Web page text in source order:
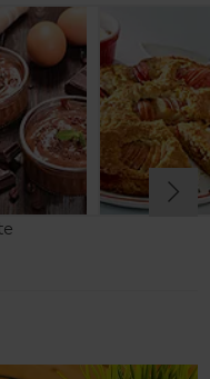
60 minute
Simplu
Cremă la
Cel mult 60 minute
Simplu